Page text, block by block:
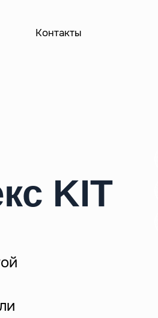
на 1С-
на Аспро
Контакты
KIT